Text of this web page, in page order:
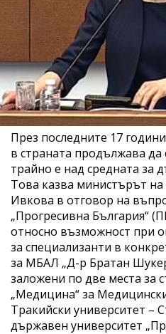
През последните 17
в страната продължава да
трайно е над средната за
Това казва министърът
Ивкова в отговор на
„Прогресивна България“
относно възможност при
за специализанти в
за МБАЛ „Д-р Братан
заложени по две места за
„Медицина“ за
Тракийски университет –
държавен университет